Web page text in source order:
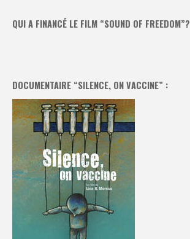
QUI A FINANCÉ LE FILM “SOUND OF FREEDOM”?
DOCUMENTAIRE “SILENCE, ON VACCINE” :